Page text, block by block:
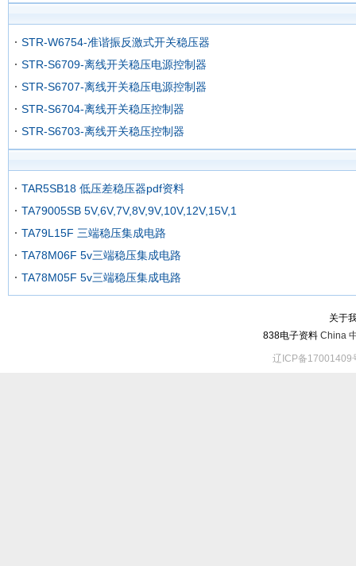
STR-W6754-准谐振反激式开关稳压器
STR-S6709-离线开关稳压电源控制器
STR-S6707-离线开关稳压电源控制器
STR-S6704-离线开关稳压控制器
STR-S6703-离线开关稳压控制器
TAR5SB18 低压差稳压器pdf资料
TA79005SB 5V,6V,7V,8V,9V,10V,12V,15V,1
TA79L15F 三端稳压集成电路
TA78M06F 5v三端稳压集成电路
TA78M05F 5v三端稳压集成电路
关于
838电子资料China
辽ICP备17001409